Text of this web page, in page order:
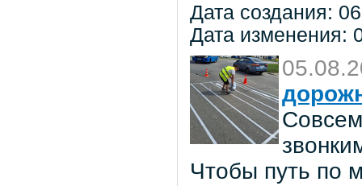
Дата создания:
Дата изменения:
Чтобы путь по